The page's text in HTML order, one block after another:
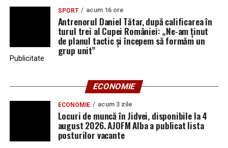
SPORT acum 16 ore
Antrenorul Daniel Tătar, după calificarea în
turul trei al Cupei României: „Ne-am ținut
de planul tactic și începem să formăm un
grup unit”
Publicitate
ECONOMIE
ECONOMIE acum 3 zile
Locuri de muncă în Jidvei, disponibile la 4
august 2026. AJOFM Alba a publicat lista
posturilor vacante